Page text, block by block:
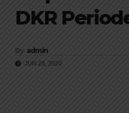
DKR
By admin
JUN 28, 2020